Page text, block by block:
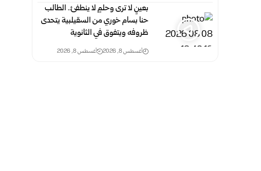
بعينٍ لا ترى وحلمٍ لا ينطفئ.. الطالب
حنا بسام خوري من السقيلبية يتحدى
ظروفه ويتفوق في الثانوية
أغسطس 8, 2026 أغسطس 8, 2026